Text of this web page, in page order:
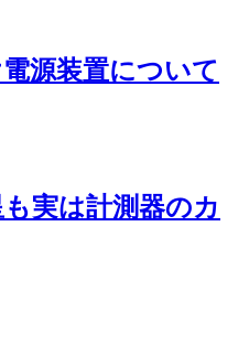
源装置について
実は計測器のカ